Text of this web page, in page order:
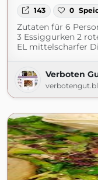
143 0
Zutaten für 6
3 Essiggurken 2
EL mittelscharfer
Verboten